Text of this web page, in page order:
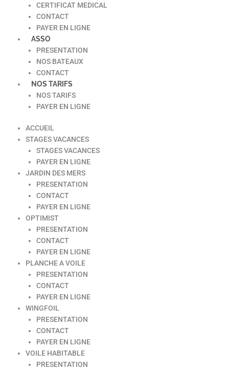
CERTIFICAT MEDICAL
CONTACT
PAYER EN LIGNE
ASSO
PRESENTATION
NOS BATEAUX
CONTACT
NOS TARIFS
NOS TARIFS
PAYER EN LIGNE
ACCUEIL
STAGES VACANCES
STAGES VACANCES
PAYER EN LIGNE
JARDIN DES MERS
PRESENTATION
CONTACT
PAYER EN LIGNE
OPTIMIST
PRESENTATION
CONTACT
PAYER EN LIGNE
PLANCHE A VOILE
PRESENTATION
CONTACT
PAYER EN LIGNE
WINGFOIL
PRESENTATION
CONTACT
PAYER EN LIGNE
VOILE HABITABLE
PRESENTATION